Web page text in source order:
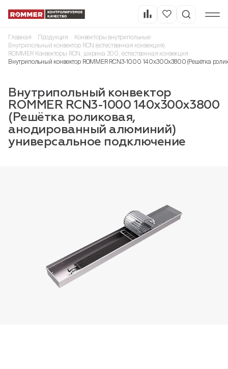
Пн-Пт, 9:00—18:00
Главная Продукция
Конвекторы внутрипольные
Внутрипольный конвектор RCN (естественная конвекция)
ROMMER Конвекторы RCN, ширина 300, естественная конвекция
Внутрипольный конвектор ROMMER RCN3-1000 140х300х3800 (Решётка
Внутрипольный конвектор
ROMMER RCN3-1000 140х300х3800
(Решётка роликовая,
анодированный алюминий)
универсальное подключение